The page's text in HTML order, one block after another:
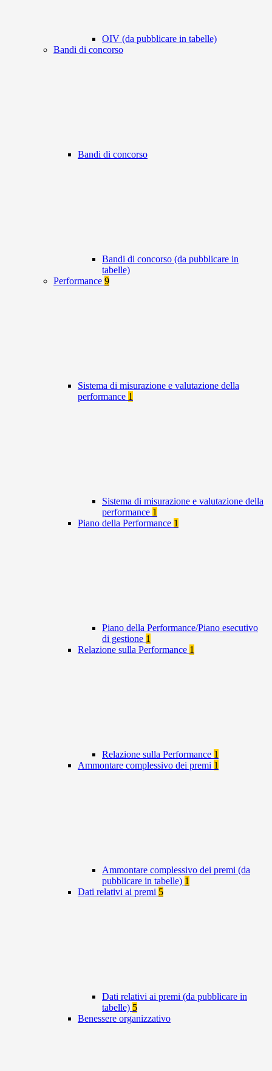
OIV (da pubblicare in tabelle)
Bandi di concorso
Bandi di concorso
Bandi di concorso (da pubblicare in
tabelle)
Performance 9
Sistema di misurazione e valutazione della
performance 1
Sistema di misurazione e valutazione della
performance 1
Piano della Performance 1
Piano della Performance/Piano esecutivo
di gestione 1
Relazione sulla Performance 1
Relazione sulla Performance 1
Ammontare complessivo dei premi 1
Ammontare complessivo dei premi (da
pubblicare in tabelle) 1
Dati relativi ai premi 5
Dati relativi ai premi (da pubblicare in
tabelle) 5
Benessere organizzativo